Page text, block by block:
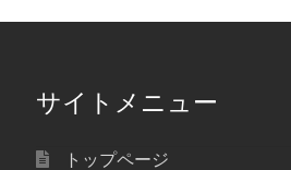
サイトメニュー
トップページ